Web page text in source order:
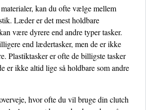
kan du ofte vælge mellem
Læder er det mest holdbare
være dyrere end andre typer tasker.
end lædertasker, men de er ikke
Plastiktasker er ofte de billigste tasker
er ikke altid lige så holdbare som andre
hvor ofte du vil bruge din clutch